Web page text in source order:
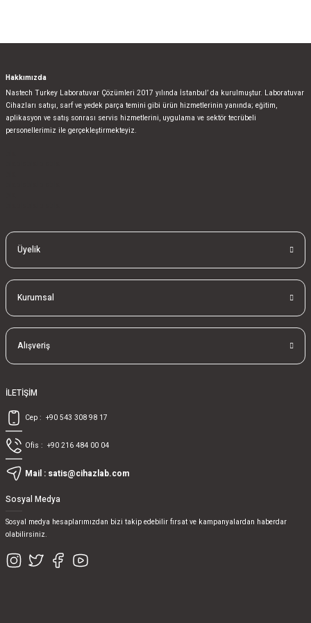
Hakkımızda
Nastech Turkey Laboratuvar Çözümleri 2017 yılında İstanbul’ da kurulmuştur. Laboratuvar
Cihazları satışı, sarf ve yedek parça temini gibi ürün hizmetlerinin yanında; eğitim,
aplikasyon ve satış sonrası servis hizmetlerini, uygulama ve sektör tecrübeli
personellerimiz ile gerçekleştirmekteyiz.
Üyelik
Kurumsal
Alışveriş
İLETİŞİM
Cep : +90 543 308 98 17
Ofis : +90 216 484 00 04
Mail : satis@cihazlab.com
Sosyal Medya
Sosyal medya hesaplarımızdan bizi takip edebilir fırsat ve kampanyalardan haberdar
olabilirsiniz.